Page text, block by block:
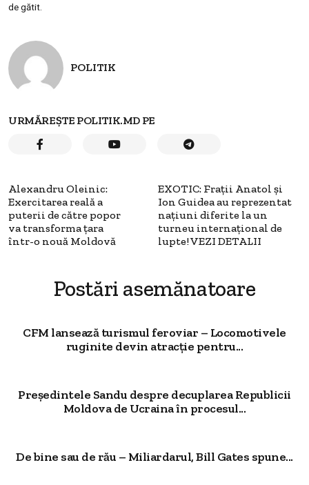
de gătit.
POLITIK
URMĂREȘTE POLITIK.MD PE
Alexandru Oleinic:
Exercitarea reală a
puterii de către popor
va transforma ţara
într-o nouă Moldovă
EXOTIC: Frații Anatol și
Ion Guidea au reprezentat
națiuni diferite la un
turneu internațional de
lupte! VEZI DETALII
Postări asemănatoare
CFM lansează turismul feroviar – Locomotivele
ruginite devin atracție pentru...
Președintele Sandu despre decuplarea Republicii
Moldova de Ucraina în procesul...
De bine sau de rău – Miliardarul, Bill Gates spune...